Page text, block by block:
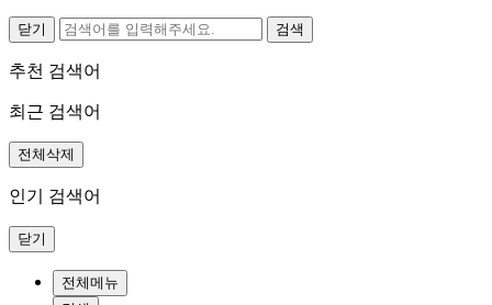
닫기
추천 검색어
최근 검색어
전체삭제
인기 검색어
닫기
전체메뉴